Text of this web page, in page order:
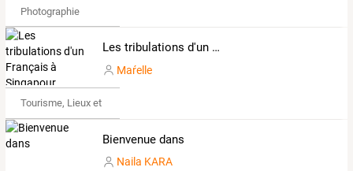
Photographie
Les tribulations d'un Français à Singapour ...
Maŕelle
Tourisme, Lieux et Événements
Bienvenue dans
Naila KARA